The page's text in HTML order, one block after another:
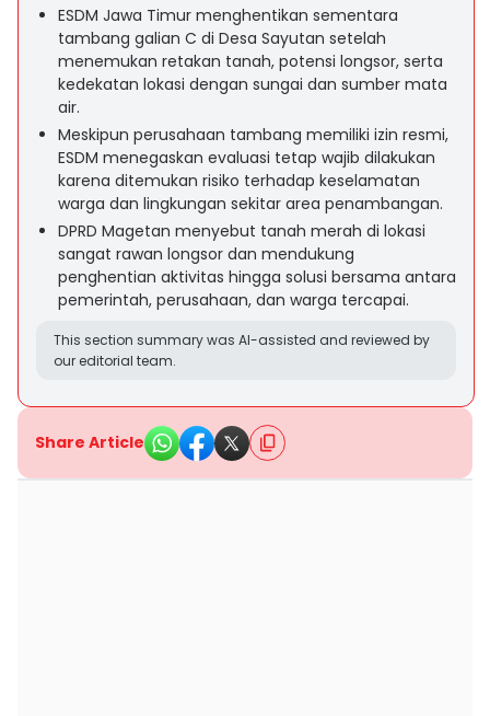
ESDM Jawa Timur menghentikan sementara
tambang galian C di Desa Sayutan setelah
menemukan retakan tanah, potensi longsor, serta
kedekatan lokasi dengan sungai dan sumber mata
air.
Meskipun perusahaan tambang memiliki izin resmi,
ESDM menegaskan evaluasi tetap wajib dilakukan
karena ditemukan risiko terhadap keselamatan
warga dan lingkungan sekitar area penambangan.
DPRD Magetan menyebut tanah merah di lokasi
sangat rawan longsor dan mendukung
penghentian aktivitas hingga solusi bersama antara
pemerintah, perusahaan, dan warga tercapai.
This section summary was AI-assisted and reviewed by
our editorial team.
Share Article